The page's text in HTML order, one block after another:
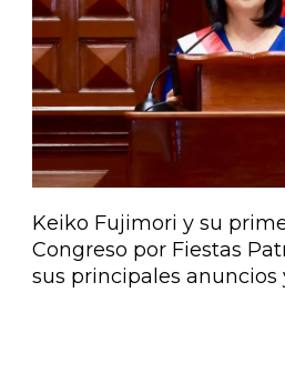
Keiko Fujimori y su
Congreso por Fiestas
sus principales anuncios